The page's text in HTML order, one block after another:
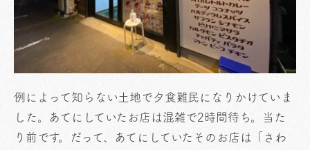
例によって知らない土地で夕食難民になりかけていま
した。あてにしていたお店は混雑で2時間待ち。当た
り前です。だって、あてにしていたそのお店は「さわ